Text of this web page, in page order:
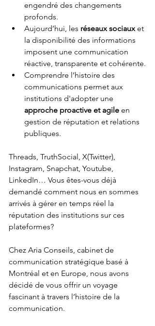
engendré des changements
profonds.
Aujourd’hui, les réseaux sociaux et
la disponibilité des informations
imposent une communication
réactive, transparente et cohérente.
Comprendre l’histoire des
communications permet aux
institutions d'adopter une
approche proactive et agile en
gestion de réputation et relations
publiques.
Threads, TruthSocial, X(Twitter),
Instagram, Snapchat, Youtube,
LinkedIn… Vous êtes-vous déjà
demandé comment nous en sommes
arrivés à gérer en temps réel la
réputation des institutions sur ces
plateformes?
Chez Aria Conseils, cabinet de
communication stratégique basé à
Montréal et en Europe, nous avons
décidé de vous offrir un voyage
fascinant à travers l’histoire de la
communication.